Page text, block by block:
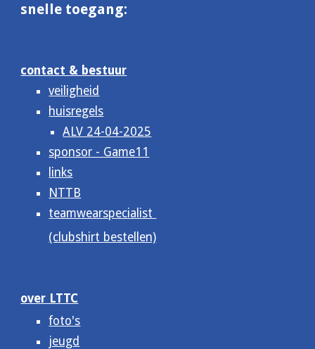
snelle toegang:
contact & bestuur
veiligheid
huisregels
ALV 24-04-2025
sponsor - Game11
links
NTTB
teamwearspecialist
(clubshirt bestellen)
over LTTC
foto's
jeugd